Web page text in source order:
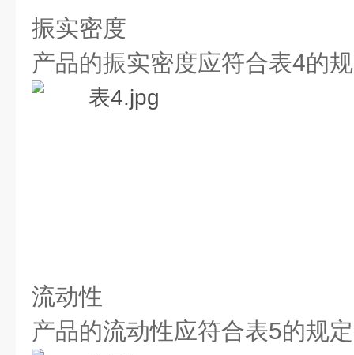
振实密度
产品的振实密度应符合表4的
流动性
产品的流动性应符合表5的规